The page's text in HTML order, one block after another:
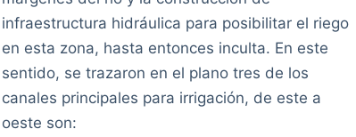
infraestructura hidráulica para posibilitar el riego
en esta zona, hasta entonces inculta. En este
sentido, se trazaron en el plano tres de los
canales principales para irrigación, de este a
oeste son: